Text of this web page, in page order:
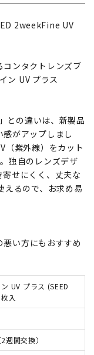
2weekFine UV
ンタクトレンズブ
ン UV プラス
との違いは、新製品
がアップしまし
（紫外線）をカット
独自のレンズデザ
せにくく、丈夫な
えるので、お求め易
い方にもおすすめ
UV プラス (SEED
入
週間交換）